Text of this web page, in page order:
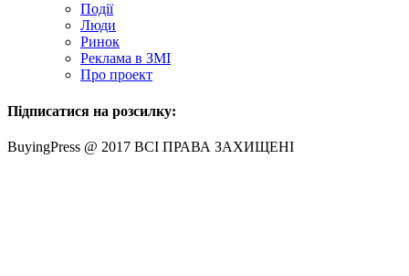
Події
Люди
Ринок
Реклама в ЗМІ
Про проект
Підписатися на розсилку:
BuyingPress @ 2017 ВСІ ПРАВА ЗАХИЩЕНІ